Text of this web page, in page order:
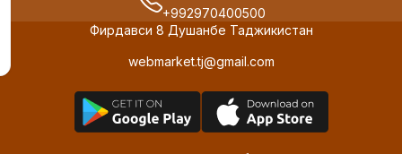
+992970400500
Фирдавси 8 Душанбе Таджикистан
webmarket.tj@gmail.com